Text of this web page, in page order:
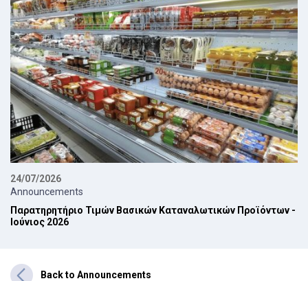
24/07/2026
Announcements
Παρατηρητήριο Τιμών Βασικών Καταναλωτικών Προϊόντων -
Ιούνιος 2026
Back to Announcements